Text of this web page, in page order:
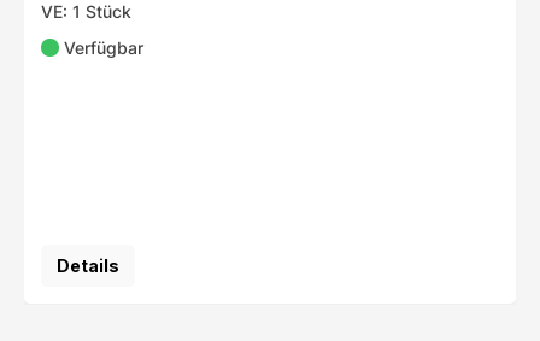
VE: 1 Stück
Verfügbar
Details